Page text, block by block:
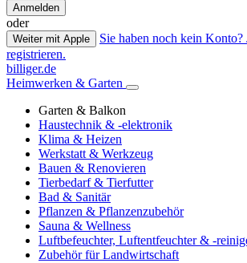
Anmelden
oder
Weiter mit Apple
Sie haben noch kein Konto?
registrieren.
billiger.de
Heimwerken & Garten
Garten & Balkon
Haustechnik & -elektronik
Klima & Heizen
Werkstatt & Werkzeug
Bauen & Renovieren
Tierbedarf & Tierfutter
Bad & Sanitär
Pflanzen & Pflanzenzubehör
Sauna & Wellness
Luftbefeuchter, Luftentfeuchter & -
Zubehör für Landwirtschaft